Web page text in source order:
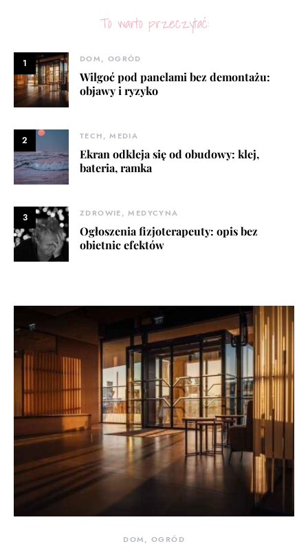
To warto przeczytać:
1 DOM, OGRÓD
Wilgoć pod panelami bez demontażu:
objawy i ryzyko
2 TECH, MEDIA
Ekran odkleja się od obudowy: klej,
bateria, ramka
3 ZDROWIE, MEDYCYNA
Ogłoszenia fizjoterapeuty: opis bez
obietnic efektów
DOM, OGRÓD